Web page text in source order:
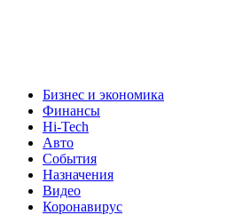
Бизнес и экономика
Финансы
Hi-Tech
Авто
События
Назначения
Видео
Коронавирус